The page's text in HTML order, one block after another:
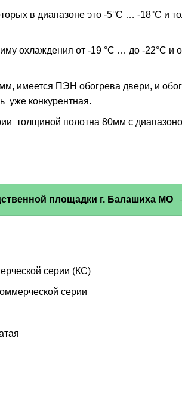
в диапазоне это -5°С … -18°С и
охлаждения от -19 °С … до -22°С и
имеется ПЭН обогрева двери, и
уже конкурентная.
толщиной полотна 80мм с
площадки г. Балашиха МО
серии (КС)
серии